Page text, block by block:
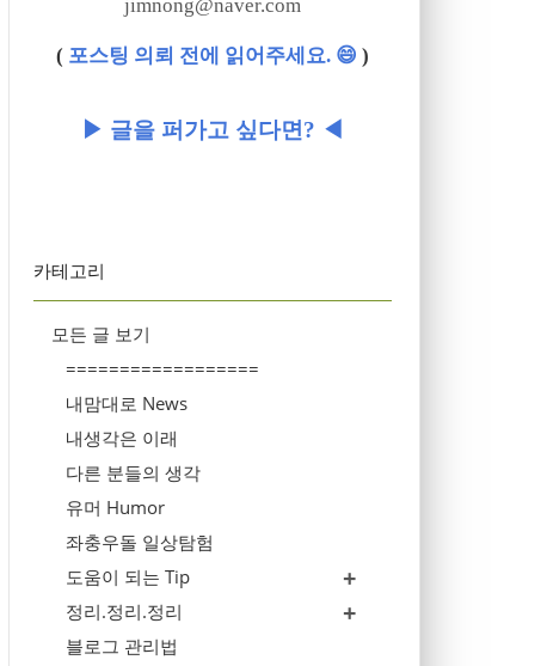
jimnong@naver.com
( 포스팅 의뢰 전에 읽어주세요. 😄 )
▶ 글을 퍼가고 싶다면? ◀
카테고리
모든 글 보기
==================
내맘대로 News
내생각은 이래
다른 분들의 생각
유머 Humor
좌충우돌 일상탐험
도움이 되는 Tip
정리.정리.정리
블로그 관리법